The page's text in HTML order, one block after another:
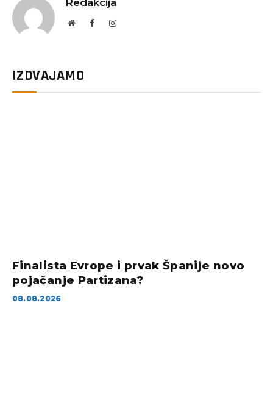
Redakcija
WebsiteFacebookInstagram
IZDVAJAMO
Finalista Evrope i prvak Španije novo
pojačanje Partizana?
08.08.2026